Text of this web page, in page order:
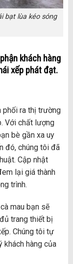
bạt lùa kéo sóng
khách hàng
xếp phát đạt.
phối ra thị trường
Với chất lượng
bè gần xa uy
đó, chúng tôi đã
Cập nhật
lại giá thành
trình.
mau bạn sẽ
trang thiết bị
Chúng tôi tự
khách hàng của